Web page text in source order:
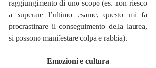
raggiungimento di uno scopo (es. non riesco
a superare l’ultimo esame, questo mi fa
procrastinare il conseguimento della laurea,
si possono manifestare colpa e rabbia).
Emozioni e cultura